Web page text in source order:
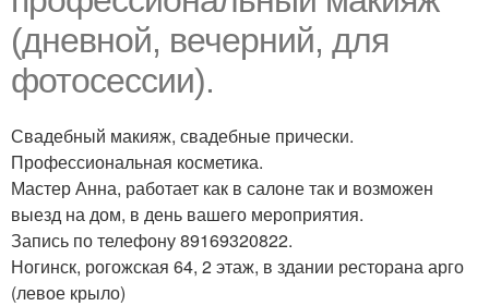
(дневной, вечерний, для
фотосессии).
Свадебный макияж, свадебные прически.
Профессиональная косметика.
Мастер Анна, работает как в салоне так и возможен
выезд на дом, в день вашего мероприятия.
Запись по телефону 89169320822.
Ногинск, рогожская 64, 2 этаж, в здании ресторана арго
(левое крыло)